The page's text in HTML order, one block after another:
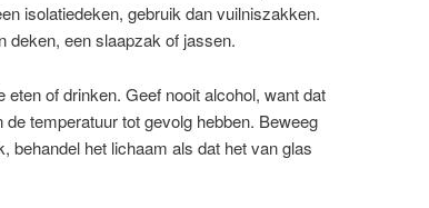
isolatiedeken, gebruik dan vuilniszakken.
deken, een slaapzak of jassen.
of drinken. Geef nooit alcohol, want dat
temperatuur tot gevolg hebben. Beweeg
behandel het lichaam als dat het van glas